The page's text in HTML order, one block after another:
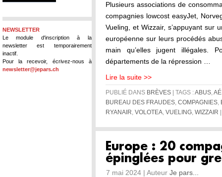
NEWSLETTER
Le module d'inscription à la
newsletter est temporairement
inactif.
Pour la recevoir, écrivez-nous à
newsletter@jepars.ch
Plusieurs associations de
compagnies lowcost easyJet,
Vueling, et Wizzair, s’appuyant sur
européenne sur leurs procédés
main qu’elles jugent illégales.
départements de la répression …
Lire la suite >>
PUBLIÉ DANS BRÈVES | TAGS :ABUS
BUREAU DES FRAUDES COMPAGNIES
RYANAIR VOLOTEA VUELING WIZZAIR
Europe : 20
épinglées pour
7 mai 2024 | Auteur Je pars...